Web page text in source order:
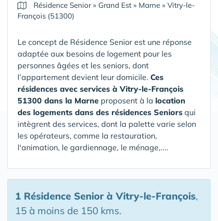
Résidence Senior» Grand Est » Marne » Vitry-le-
François (51300)
Le concept de Résidence Senior est une réponse
adaptée aux besoins de logement pour les
personnes âgées et les seniors, dont
l’appartement devient leur domicile. Ces
résidences avec services à Vitry-le-François
51300 dans la Marne proposent à la location
des logements dans des résidences Seniors qui
intègrent des services, dont la palette varie selon
les opérateurs, comme la restauration,
l'animation, le gardiennage, le ménage,....
1 Résidence Seniorà Vitry-le-François,
15 à moins de 150 kms.